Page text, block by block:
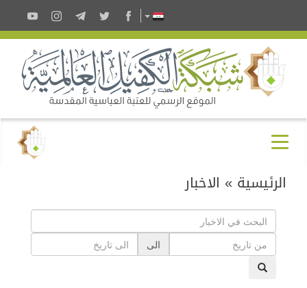
الرئيسية » الاخبار
الى